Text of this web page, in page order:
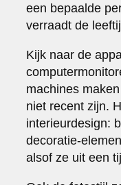
een bepaalde
verraadt de
Kijk naar de
machines
niet recent zijn.
interieurdesign:
decoratie-
alsof ze uit een